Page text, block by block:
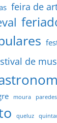
feira de
de
moura paredes
queluz